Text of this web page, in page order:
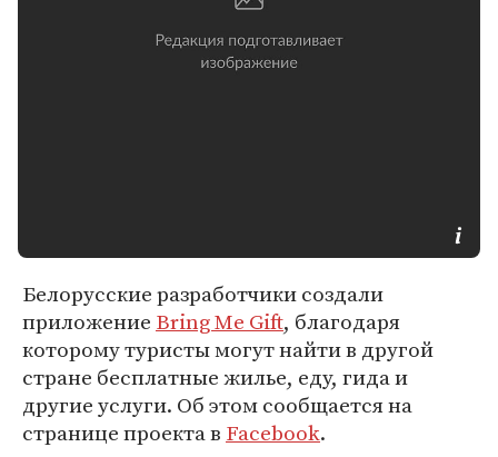
Белорусские разработчики создали
приложение Bring Me Gift, благодаря
которому туристы могут найти в другой
стране бесплатные жилье, еду, гида и
другие услуги. Об этом сообщается на
странице проекта в Facebook.